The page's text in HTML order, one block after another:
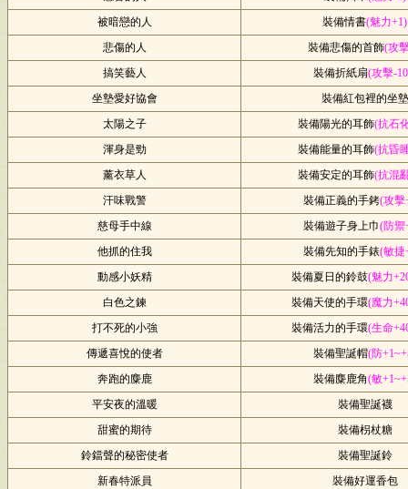
被暗戀的人
裝備情書(魅力+1)
悲傷的人
裝備悲傷的首飾(攻
搞笑藝人
裝備折紙扇(攻擊-
坐墊愛好協會
裝備紅包裡的坐墊
太陽之子
裝備陽光的耳飾(抗石
渾身是勁
裝備能量的耳飾(抗昏
薰衣草人
裝備安定的耳飾(抗混
汗味戰警
裝備正義的手銬(攻擊
慈母手中線
裝備遊子身上巾(防禦
他抓的住我
裝備先知的手錶(敏捷
動感小妖精
裝備夏日的鈴鼓(魅力
白色之鍊
裝備天使的手環(魔力
打不死的小強
裝備活力的手環(生命
傳遞喜悅的使者
裝備聖誕帽(防
奔跑的麋鹿
裝備麋鹿角(敏
平安夜的溫暖
裝備聖誕襪
甜蜜的期待
裝備枴杖糖
鈴鐺聲的秘密使者
裝備聖誕鈴
新春特派員
裝備好運香包